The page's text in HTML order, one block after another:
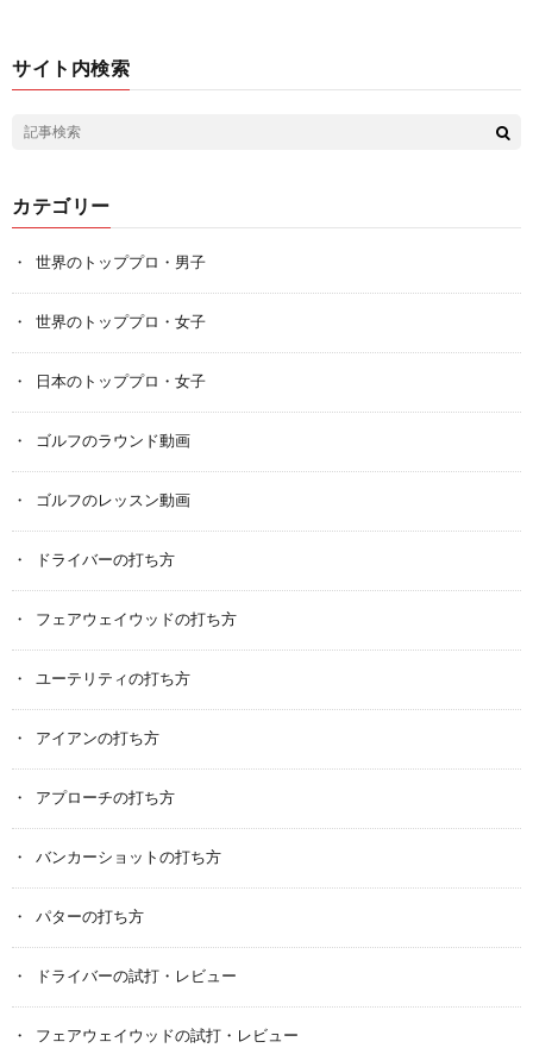
サイト内検索
カテゴリー
世界のトッププロ・男子
世界のトッププロ・女子
日本のトッププロ・女子
ゴルフのラウンド動画
ゴルフのレッスン動画
ドライバーの打ち方
フェアウェイウッドの打ち方
ユーテリティの打ち方
アイアンの打ち方
アプローチの打ち方
バンカーショットの打ち方
パターの打ち方
ドライバーの試打・レビュー
フェアウェイウッドの試打・レビュー